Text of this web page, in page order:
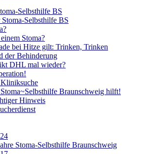
Selbsthilfe BS
Selbsthilfe BS
Stoma?
bei Hitze gilt: Trinken, Trinken
der Behinderung
DHL mal wieder?
Braunschweig hilft!
Hinweis
Stoma-Selbsthilfe Braunschweig